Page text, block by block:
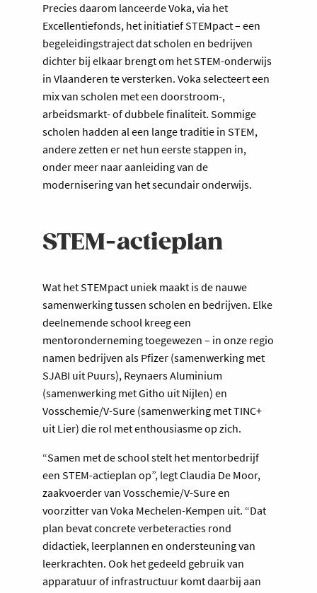
Precies daarom lanceerde Voka, via het
Excellentiefonds, het initiatief STEMpact – een
begeleidingstraject dat scholen en bedrijven
dichter bij elkaar brengt om het STEM-onderwijs
in Vlaanderen te versterken. Voka selecteert een
mix van scholen met een doorstroom-,
arbeidsmarkt- of dubbele finaliteit. Sommige
scholen hadden al een lange traditie in STEM,
andere zetten er net hun eerste stappen in,
onder meer naar aanleiding van de
modernisering van het secundair onderwijs.
STEM-actieplan
Wat het STEMpact uniek maakt is de nauwe
samenwerking tussen scholen en bedrijven. Elke
deelnemende school kreeg een
mentoronderneming toegewezen – in onze regio
namen bedrijven als Pfizer (samenwerking met
SJABI uit Puurs), Reynaers Aluminium
(samenwerking met Githo uit Nijlen) en
Vosschemie/V-Sure (samenwerking met TINC+
uit Lier) die rol met enthousiasme op zich.
“Samen met de school stelt het mentorbedrijf
een STEM-actieplan op”, legt Claudia De Moor,
zaakvoerder van Vosschemie/V-Sure en
voorzitter van Voka Mechelen-Kempen uit. “Dat
plan bevat concrete verbeteracties rond
didactiek, leerplannen en ondersteuning van
leerkrachten. Ook het gedeeld gebruik van
apparatuur of infrastructuur komt daarbij aan